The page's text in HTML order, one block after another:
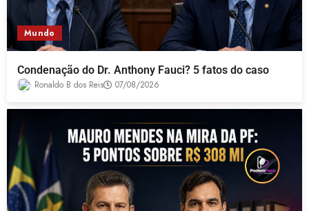
Mundo
Condenação do Dr. Anthony Fauci? 5 fatos do caso
Ronaldo B dos Reis 07/08/2026